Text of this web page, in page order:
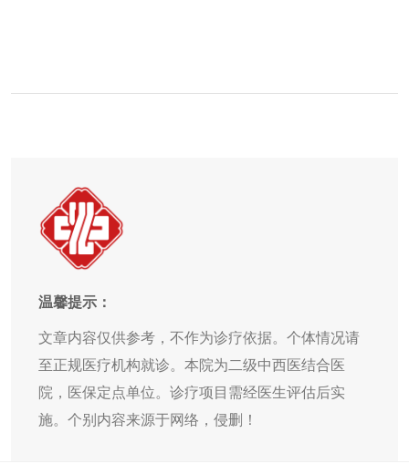
温馨提示：
文章内容仅供参考，不作为诊疗依据。个体情况请
至正规医疗机构就诊。本院为二级中西医结合医
院，医保定点单位。诊疗项目需经医生评估后实
施。个别内容来源于网络，侵删！